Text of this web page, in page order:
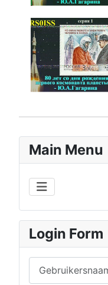
Main Menu
Login Form